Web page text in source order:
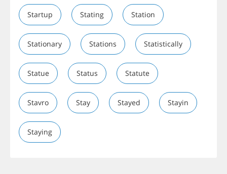
Startup Stating Station
Stationary Stations Statistically
Statue Status Statute
Stavro Stay Stayed Stayin
Staying